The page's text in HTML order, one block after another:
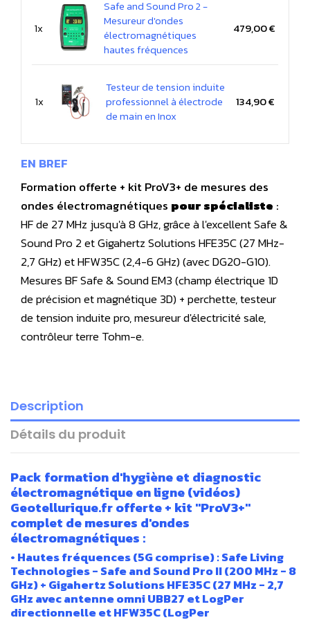
1x
Safe and Sound Pro 2 -
Mesureur d'ondes
électromagnétiques
hautes fréquences
479,00 €
1x
Testeur de tension induite
professionnel à électrode
de main en Inox
134,90 €
EN BREF
Formation offerte + kit ProV3+ de mesures des
ondes électromagnétiques pour spécialiste :
HF de 27 MHz jusqu'à 8 GHz, grâce à l'excellent Safe &
Sound Pro 2 et Gigahertz Solutions HFE35C (27 MHz-
2,7 GHz) et HFW35C (2,4-6 GHz) (avec DG20-G10).
Mesures BF Safe & Sound EM3 (champ électrique 1D
de précision et magnétique 3D) + perchette, testeur
de tension induite pro, mesureur d'électricité sale,
contrôleur terre Tohm-e.
Description
Détails du produit
Pack formation d'hygiène et diagnostic
électromagnétique en ligne (vidéos)
Geotellurique.fr offerte + kit "ProV3+"
complet de mesures d'ondes
électromagnétiques :
• Hautes fréquences (5G comprise) : Safe Living
Technologies - Safe and Sound Pro II (200 MHz - 8
GHz) + Gigahertz Solutions HFE35C (27 MHz - 2,7
GHz avec antenne omni UBB27 et LogPer
directionnelle et HFW35C (LogPer